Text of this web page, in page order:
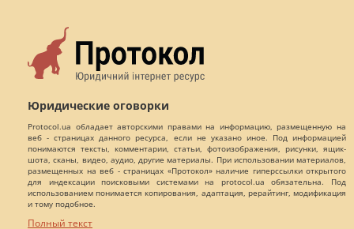
Юридические оговорки
Protocol.ua обладает авторскими правами на информацию, размещенную на
веб - страницах данного ресурса, если не указано иное. Под информацией
понимаются тексты, комментарии, статьи, фотоизображения, рисунки, ящик-
шота, сканы, видео, аудио, другие материалы. При использовании материалов,
размещенных на веб - страницах «Протокол» наличие гиперссылки открытого
для индексации поисковыми системами на protocol.ua обязательна. Под
использованием понимается копирования, адаптация, рерайтинг, модификация
и тому подобное.
Полный текст